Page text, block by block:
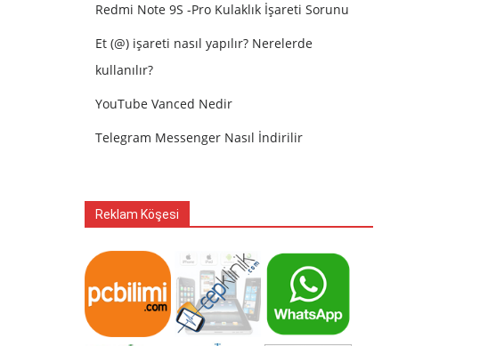
Redmi Note 9S -Pro Kulaklık İşareti Sorunu
Et (@) işareti nasıl yapılır? Nerelerde
kullanılır?
YouTube Vanced Nedir
Telegram Messenger Nasıl İndirilir
Reklam Köşesi